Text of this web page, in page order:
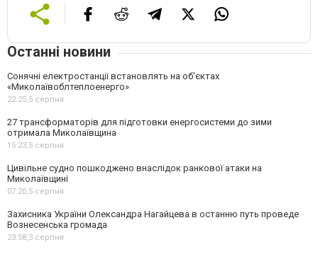
Останні новини
Сонячні електростанції встановлять на об'єктах
«Миколаївоблтеплоенерго»
22:25,5 серпня
27 трансформаторів для підготовки енергосистеми до зими
отримала Миколаївщина
15:23,5 серпня
Цивільне судно пошкоджено внаслідок ранкової атаки на
Миколаївщині
07:20,5 серпня
Захисника України Олександра Нагайцева в останню путь проведе
Вознесенська громада
23:58,3 серпня